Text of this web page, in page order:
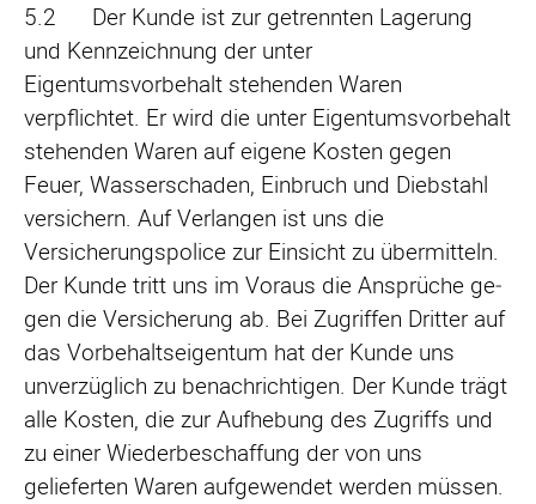
5.2 Der Kunde ist zur getrennten Lagerung
und Kennzeichnung der unter
Eigentumsvorbehalt stehenden Waren
verpflichtet. Er wird die unter Eigentumsvorbehalt
stehenden Waren auf eigene Kosten gegen
Feuer, Wasserschaden, Einbruch und Diebstahl
versi­chern. Auf Verlangen ist uns die
Versicherungspolice zur Einsicht zu übermitteln.
Der Kunde tritt uns im Voraus die Ansprüche ge­
gen die Versicherung ab. Bei Zugriffen Dritter auf
das Vorbehaltseigentum hat der Kunde uns
unverzüglich zu benachrichtigen. Der Kunde trägt
alle Kosten, die zur Aufhebung des Zugriffs und
zu einer Wiederbeschaffung der von uns
gelieferten Waren auf­gewendet werden müssen.